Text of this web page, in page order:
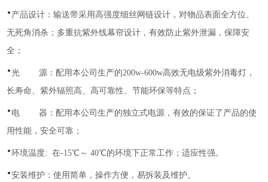
· 产品设计：输送带采用高强度细丝网链设计，对物品表面全方位、
无死角消杀；多重抗紫外线幕帘设计，有效防止紫外泄漏，保障安
全；
·光 源：配用本公司生产的200w-600w高效无电级紫外消毒灯，
长寿命、紫外辐照高、高可靠性、节能环保等特点；
· 电 器：配用本公司生产的独立式电源，有效的保证了产品的使
用性能，安全可靠；
·环境温度: 在-15℃～ 40℃的环境下正常工作；适应性强。
·安装维护：使用简单，操作方便，易拆装及维护。